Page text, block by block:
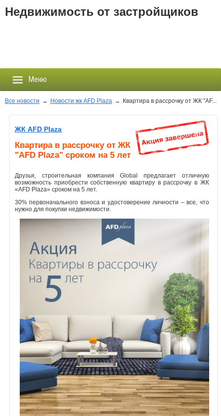
Недвижимость от застройщиков
Меню
Застройщики
Новостройки
Новости
События
Агентства
Кабинет
Все новости → Новости жк AFD Plaza → Квартира в рассрочку от ЖК "AF...
ЖК AFD Plaza
Квартира в рассрочку от ЖК
"AFD Plaza" сроком на 5 лет
Друзья, строительная компания Global предлагает отличную
возможность приобрести собственную квартиру в рассрочку в ЖК
«AFD Plaza» сроком на 5 лет.
30% первоначального взноса и удостоверение личности – все, что
нужно для покупки недвижимости.